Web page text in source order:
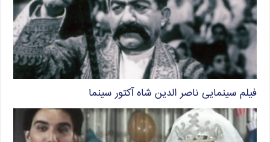
فیلم سینمایی ناصر الدین شاه آکتور سینما